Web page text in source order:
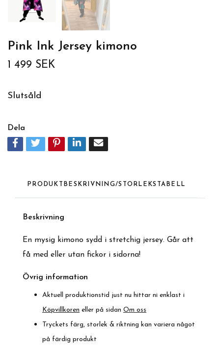
Pink Ink Jersey kimono
1 499 SEK
Slutsåld
Dela
PRODUKTBESKRIVNING/STORLEKSTABELL
Beskrivning
En mysig kimono sydd i stretchig jersey. Går att
få med eller utan fickor i sidorna!
Övrig information
Aktuell produktionstid just nu hittar ni enklast i
Köpvillkoren eller på sidan Om oss
Tryckets färg, storlek & riktning kan variera något
på färdig produkt